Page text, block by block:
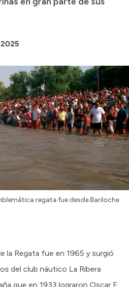
regata fue desde Bariloche
la Regata fue en 1965 y surgió
del club náutico La Ribera
que en 1933 lograron Oscar F.